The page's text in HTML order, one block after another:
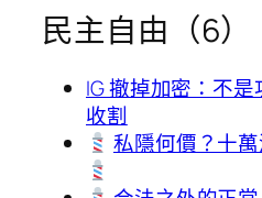
民主自由（6）
IG 撤掉加密：不
收割
私隱何價？十